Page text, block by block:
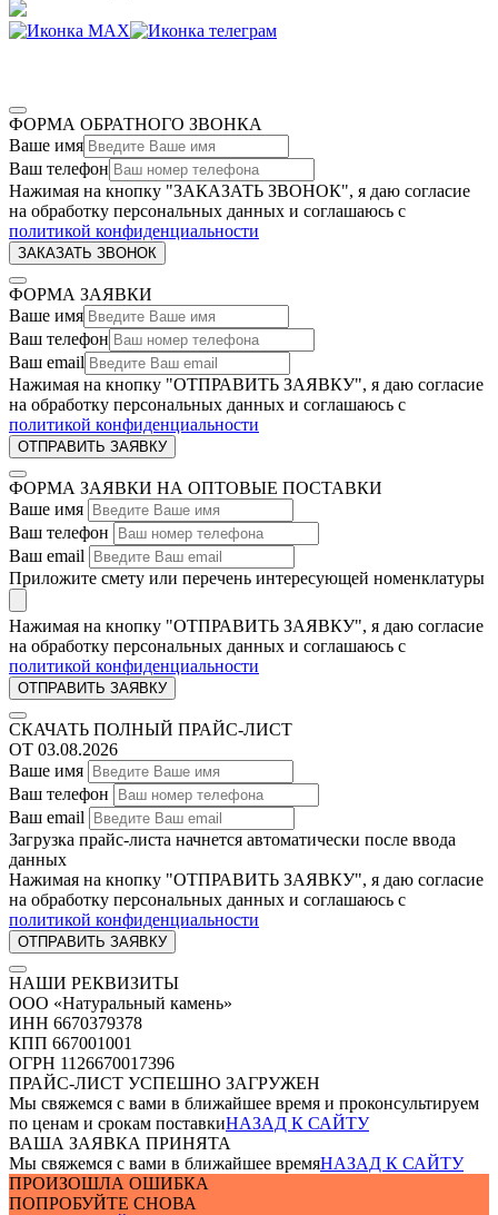
ФОРМА ОБРАТНОГО ЗВОНКА
Ваше имя
Ваш телефон
Нажимая на кнопку "ЗАКАЗАТЬ ЗВОНОК", я даю согласие
на обработку персональных данных и соглашаюсь c
политикой конфиденциальности
ФОРМА ЗАЯВКИ
Ваше имя
Ваш телефон
Ваш email
Нажимая на кнопку "ОТПРАВИТЬ ЗАЯВКУ", я даю согласие
на обработку персональных данных и соглашаюсь c
политикой конфиденциальности
ФОРМА ЗАЯВКИ НА ОПТОВЫЕ ПОСТАВКИ
Ваше имя
Ваш телефон
Ваш email
Приложите смету или перечень интересующей номенклатуры
Нажимая на кнопку "ОТПРАВИТЬ ЗАЯВКУ", я даю согласие
на обработку персональных данных и соглашаюсь c
политикой конфиденциальности
СКАЧАТЬ ПОЛНЫЙ ПРАЙС-ЛИСТ
ОТ 03.08.2026
Ваше имя
Ваш телефон
Ваш email
Загрузка прайс-листа начнется автоматически после ввода
данных
Нажимая на кнопку "ОТПРАВИТЬ ЗАЯВКУ", я даю согласие
на обработку персональных данных и соглашаюсь c
политикой конфиденциальности
НАШИ РЕКВИЗИТЫ
ООО «Натуральный камень»
ИНН 6670379378
КПП 667001001
ОГРН 1126670017396
ПРАЙС-ЛИСТ УСПЕШНО ЗАГРУЖЕН
Мы свяжемся с вами в ближайшее время и проконсультируем
по ценам и срокам поставкиНАЗАД К САЙТУ
ВАША ЗАЯВКА ПРИНЯТА
Мы свяжемся с вами в ближайшее времяНАЗАД К САЙТУ
ПРОИЗОШЛА ОШИБКА
ПОПРОБУЙТЕ СНОВА